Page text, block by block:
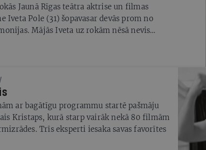
Jaunā Rīgas teātra aktrise un filmas
Iveta Pole (31) šopavasar devās prom no
Mājās Iveta uz rokām nēsā nevis
ar bagātīgu programmu startē pašmāju
Kristaps, kurā starp vairāk nekā 80 filmām
Trīs eksperti iesaka savas favorītes